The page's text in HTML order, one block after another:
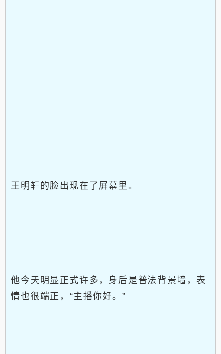
王明轩的脸出现在了屏幕里。
他今天明显正式许多，身后是普法背景墙，表
情也很端正，“主播你好。”